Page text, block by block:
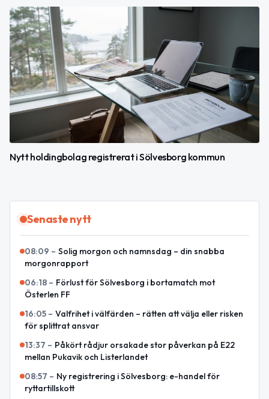
Nytt holdingbolag registrerat i Sölvesborg kommun
Senaste nytt
08:09 – Solig morgon och namnsdag – din snabba
morgonrapport
06:18 – Förlust för Sölvesborg i bortamatch mot
Österlen FF
16:05 – Valfrihet i välfärden – rätten att välja eller risken
för splittrat ansvar
13:37 – Påkört rådjur orsakade stor påverkan på E22
mellan Pukavik och Listerlandet
08:57 – Ny registrering i Sölvesborg: e-handel för
ryttartillskott